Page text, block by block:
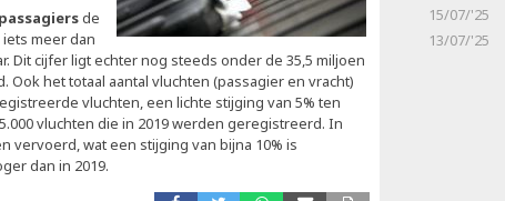
de
meer dan
Dit cijfer ligt echter nog steeds onder de 35,5 miljoen
Ook het totaal aantal vluchten (passagier en vracht)
vluchten, een lichte stijging van 5% ten
vluchten die in 2019 werden geregistreerd. In
vervoerd, wat een stijging van bijna 10% is
dan in 2019.
15/07/'25
13/07/'25